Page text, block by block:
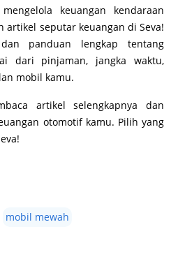
keuangan kendaraan
artikel seputar keuangan di Seva!
panduan lengkap tentang
dari pinjaman, jangka waktu,
mobil kamu.
artikel selengkapnya dan
otomotif kamu. Pilih yang
mobil mewah